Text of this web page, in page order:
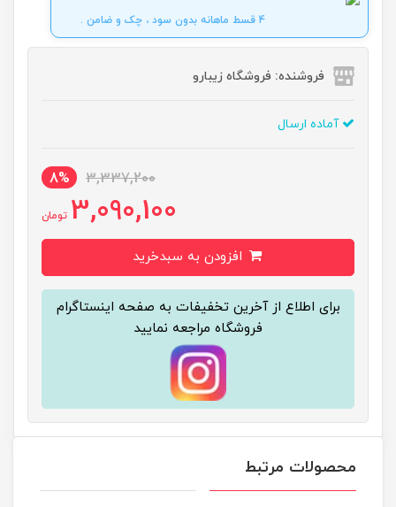
4 قسط ماهانه بدون سود ، چک و ضامن .
فروشنده: فروشگاه زیبارو
آماده ارسال
3,337,200
8%
3,090,100 تومان
برای اطلاع از آخرین تخفیفات به صفحه اینستاگرام
فروشگاه مراجعه نمایید
محصولات مرتبط